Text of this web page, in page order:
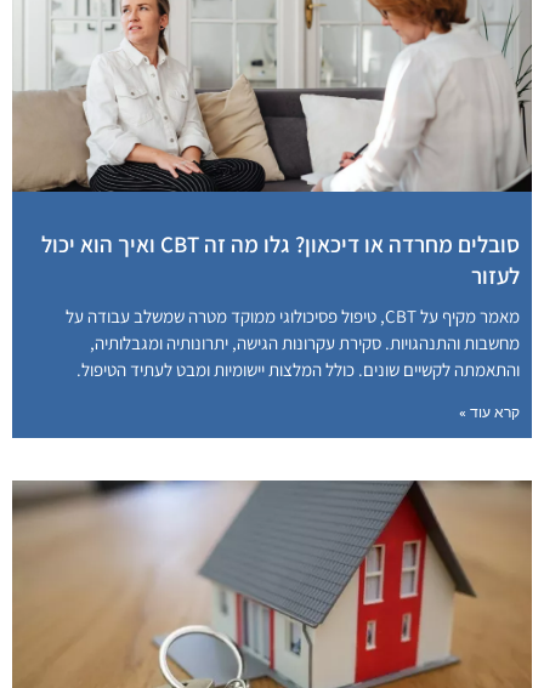
סובלים מחרדה או דיכאון? גלו מה זה CBT ואיך הוא יכול
לעזור
מאמר מקיף על CBT, טיפול פסיכולוגי ממוקד מטרה שמשלב עבודה על
מחשבות והתנהגויות. סקירת עקרונות הגישה, יתרונותיה ומגבלותיה,
והתאמתה לקשיים שונים. כולל המלצות יישומיות ומבט לעתיד הטיפול.
קרא עוד »